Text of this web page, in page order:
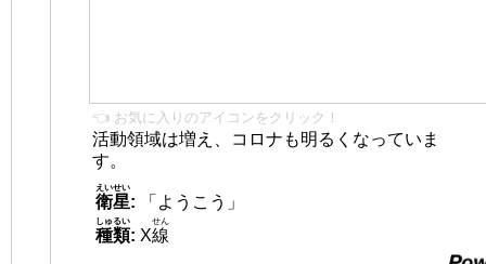
👈 お気に入りのアイコンをクリック！
活動領域は増え、コロナも明るくなっていま
す。
衛星
えいせい
:
「ようこう」
種類
しゅるい
: X線
せん